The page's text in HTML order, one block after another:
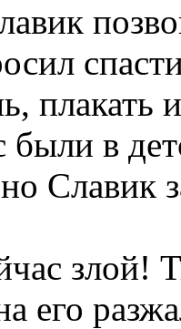
были в
Славик
злой!
его